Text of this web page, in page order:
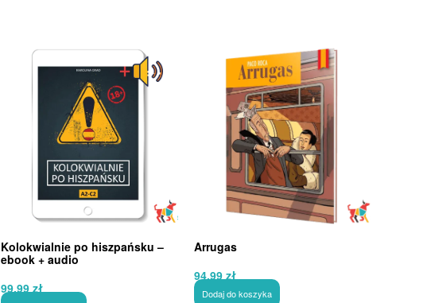
Kolokwialnie po hiszpańsku –
ebook + audio
99,99zł
Arrugas
94,99 zł
Dodaj do koszyka